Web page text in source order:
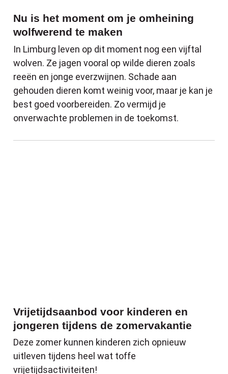
Nu is het moment om je omheining
wolfwerend te maken
In Limburg leven op dit moment nog een vijftal
wolven. Ze jagen vooral op wilde dieren zoals
reeën en jonge everzwijnen. Schade aan
gehouden dieren komt weinig voor, maar je kan je
best goed voorbereiden. Zo vermijd je
onverwachte problemen in de toekomst.
Vrijetijdsaanbod voor kinderen en
jongeren tijdens de zomervakantie
Deze zomer kunnen kinderen zich opnieuw
uitleven tijdens heel wat toffe
vrijetijdsactiviteiten!